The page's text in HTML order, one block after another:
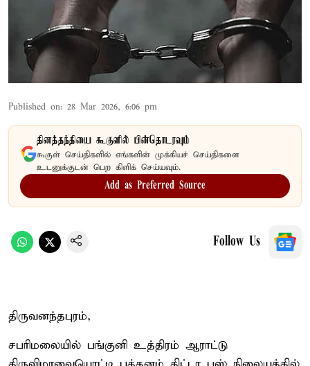
Published on: 28 Mar 2026, 6:06 pm
தினத்தந்தியை கூகுளில் பின்தொடரவும்
கூகுள் செய்திகளில் எங்களின் முக்கியச் செய்திகளை
உடனுக்குடன் பெற கிளிக் செய்யவும்.
Add as Preferred Source
Follow Us
திருவனந்தபுரம்,
சபரிமலையில் பங்குனி உத்திரம் ஆராட்டு